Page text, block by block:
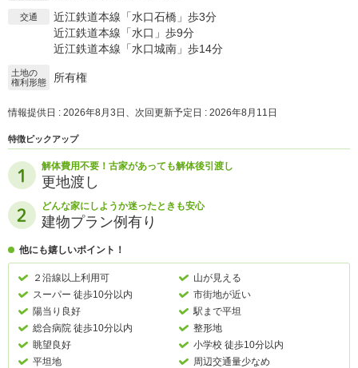
交通
近江鉄道本線「水口石橋」歩3分
近江鉄道本線「水口」歩9分
近江鉄道本線「水口城南」歩14分
土地の
権利形態
所有権
情報提供日 : 2026年8月3日、次回更新予定日 : 2026年8月11日
特徴ピックアップ
解体費用不要！古家があっても解体後引渡し
更地渡し
どんな家にしようか迷ったときも安心
建物プラン例有り
他にも嬉しいポイント！
２沿線以上利用可
山が見える
スーパー 徒歩10分以内
市街地が近い
陽当り良好
駅まで平坦
総合病院 徒歩10分以内
整形地
眺望良好
小学校 徒歩10分以内
平坦地
周辺交通量少なめ